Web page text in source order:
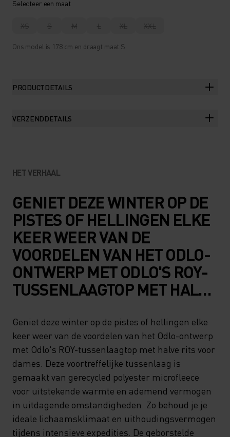
Selecteer een maat
XS S M L XL XXL
Ons model is 178 cm en draagt maat S.
PRODUCTDETAILS
VERZENDDETAILS
HET VERHAAL
GENIET DEZE WINTER OP DE
PISTES OF HELLINGEN ELKE
KEER WEER VAN DE
VOORDELEN VAN HET ODLO-
ONTWERP MET ODLO'S ROY-
TUSSENLAAGTOP MET HALVE
VOORTREFFELIJKE
TUSSENLAAG IS GEMAAKT
VAN GERECYCLED
POLYESTER MICROFLEECE
VOOR UITSTEKENDE
WARMTE EN ADEMEND
VERMOGEN IN UITDAGENDE
Geniet deze winter op de pistes of hellingen elke
keer weer van de voordelen van het Odlo-ontwerp
met Odlo's ROY-tussenlaagtop met halve rits voor
dames. Deze voortreffelijke tussenlaag is
gemaakt van gerecycled polyester microfleece
voor uitstekende warmte en ademend vermogen
in uitdagende omstandigheden. Zo behoud je je
ideale lichaamsklimaat en uithoudingsvermogen
tijdens intensieve expedities. De geborstelde